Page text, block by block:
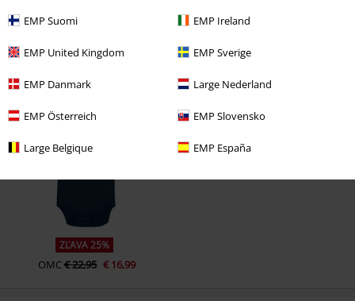
EMP Suomi EMP Ireland
EMP United Kingdom EMP Sverige
EMP Danmark Large Nederland
EMP Österreich EMP Slovensko
Large Belgique EMP España
Naposledy navštívené
ZĽAVA 25%
OMC€ 22,95 € 16,99